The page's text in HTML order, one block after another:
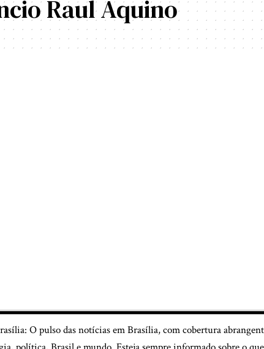
Raul Aquino
O pulso das notícias em Brasília, com cobertura